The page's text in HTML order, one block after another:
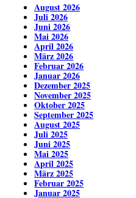
August 2026
Juli 2026
Juni 2026
Mai 2026
April 2026
März 2026
Februar 2026
Januar 2026
Dezember 2025
November 2025
Oktober 2025
September 2025
August 2025
Juli 2025
Juni 2025
Mai 2025
April 2025
März 2025
Februar 2025
Januar 2025